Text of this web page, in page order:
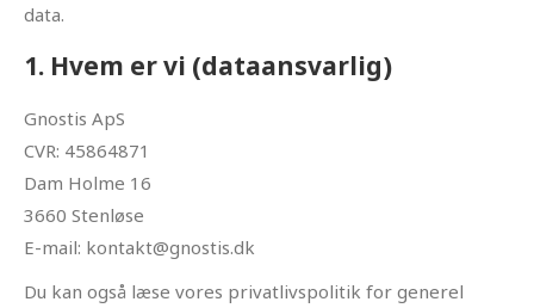
data.
1. Hvem er vi (dataansvarlig)
Gnostis ApS
CVR: 45864871
Dam Holme 16
3660 Stenløse
E-mail: kontakt@gnostis.dk
Du kan også læse vores privatlivspolitik for generel